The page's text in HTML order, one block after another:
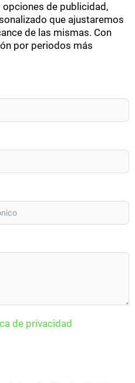
de publicidad,
que ajustaremos
de las mismas. Con
por periodos más
de privacidad